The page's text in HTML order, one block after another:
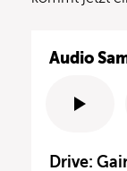
Audio
Drive: